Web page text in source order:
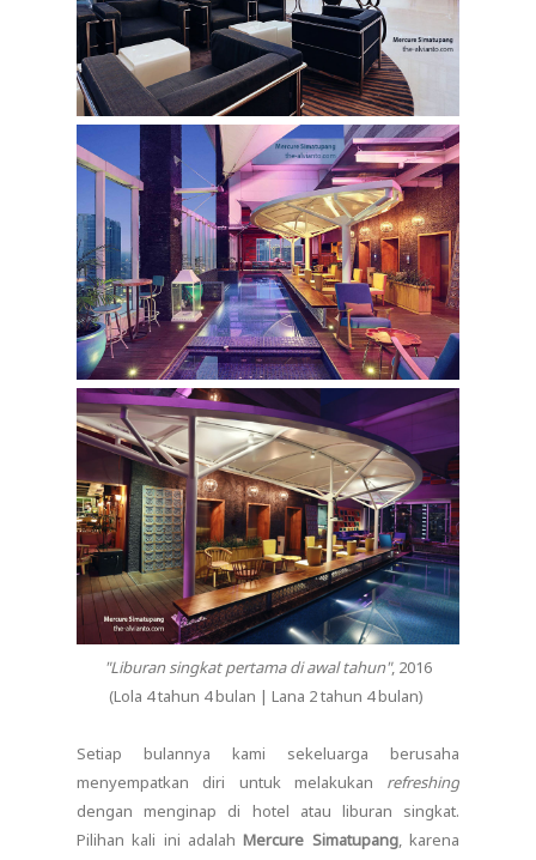
"Liburan singkat pertama di awal tahun", 2016
(Lola 4 tahun 4 bulan | Lana 2 tahun 4 bulan)
Setiap bulannya kami sekeluarga berusaha
menyempatkan diri untuk melakukan refreshing
dengan menginap di hotel atau liburan singkat.
Pilihan kali ini adalahMercure Simatupang, karena